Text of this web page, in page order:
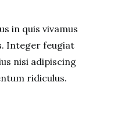
in quis vivamus
Integer feugiat
nisi adipiscing
ridiculus.